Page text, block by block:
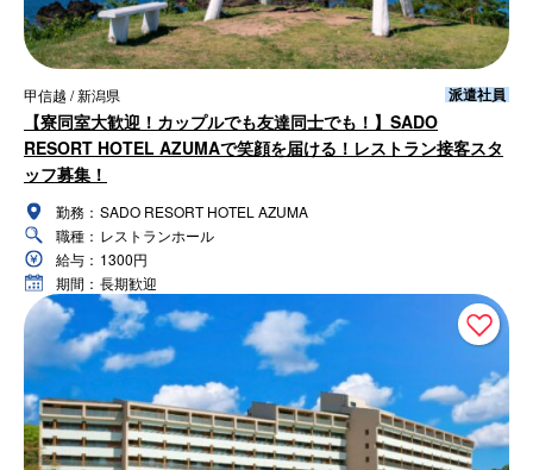
甲信越 / 新潟県 派遣社員
【寮同室大歓迎！カップルでも友達同士でも！】SADO
RESORT HOTEL AZUMAで笑顔を届ける！レストラン接客スタ
ッフ募集！
勤務： SADO RESORT HOTEL AZUMA
職種： レストランホール
給与： 1300円
期間： 長期歓迎